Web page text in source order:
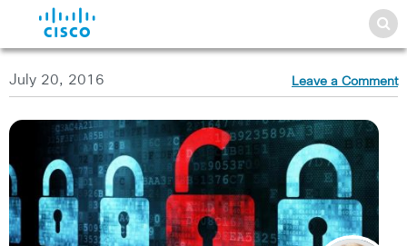
July 20, 2016 Leave a Comment